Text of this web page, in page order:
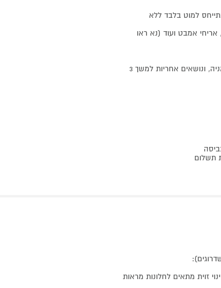
למוט בלבד ללא
אמבט ועוד (נא ראו
כל מרכיבי המערכת עשויים חומרים איכותיים מבית LEIFHEIT גרמניה, ונושאים אחריות למשך 3
תשלום
3 ב-1 עם אפשרות לשינוי זוית מתאים לחלונות מראות